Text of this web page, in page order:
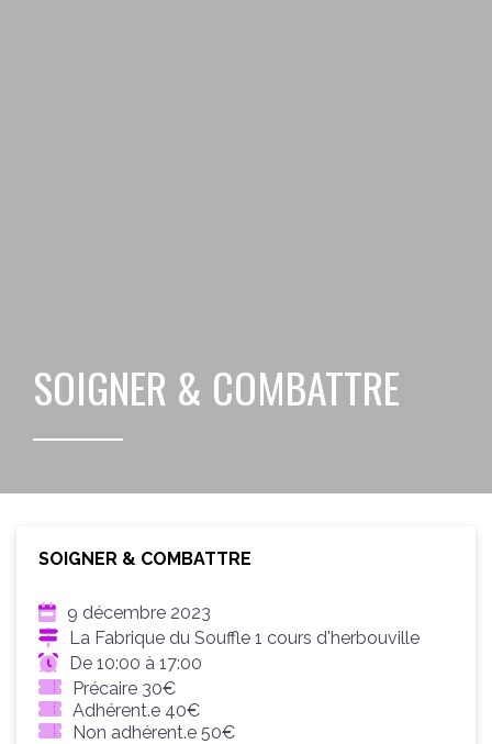
SOIGNER & COMBATTRE
SOIGNER & COMBATTRE
9 décembre 2023
La Fabrique du Souffle 1 cours d'herbouville
De 10:00 à 17:00
Précaire 30€
Adhérent.e 40€
Non adhérent.e 50€